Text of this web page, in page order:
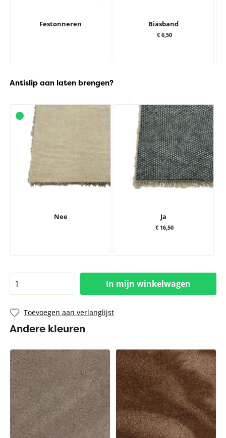
Festonneren Biasband
€ 6,50
Antislip aan laten brengen?
Nee Ja
€ 16,50
In mijn winkelwagen
Toevoegen aan verlanglijst
Andere kleuren